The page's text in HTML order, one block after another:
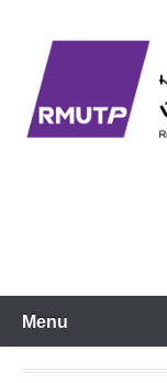
content
ง
Menu